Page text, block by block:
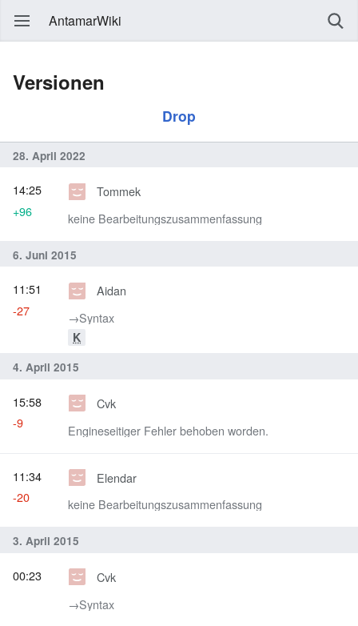
AntamarWiki
Versionen
Drop
28. April 2022
Tommek
keine Bearbeitungszusammenfassung
14:25
+96
6. Juni 2015
Aidan
→‎Syntax
K
11:51
-27
4. April 2015
Cvk
Engineseitiger Fehler behoben worden.
15:58
-9
Elendar
keine Bearbeitungszusammenfassung
11:34
-20
3. April 2015
Cvk
→‎Syntax
00:23